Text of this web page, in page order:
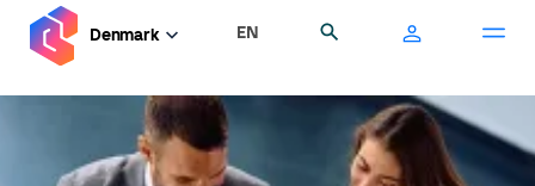
hovedindhold
Denmark EN